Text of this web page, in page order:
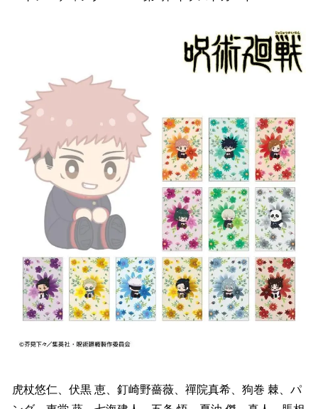
虎杖悠仁、伏黒 恵、釘崎野薔薇、禪院真希、狗巻 棘、パ